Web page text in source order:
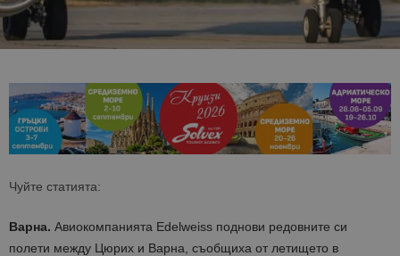
Чуйте статията:
Варна. Авиокомпанията Edelweiss поднови редовните си
полети между Цюрих и Варна, съобщиха от летището в